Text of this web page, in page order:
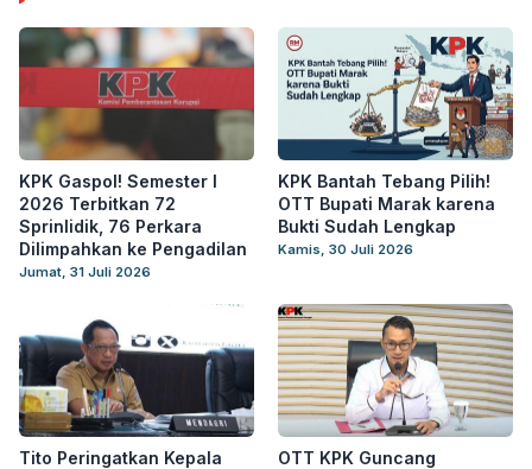
KPK Gaspol! Semester I
2026 Terbitkan 72
Sprinlidik, 76 Perkara
Dilimpahkan ke Pengadilan
Jumat, 31 Juli 2026
KPK Bantah Tebang Pilih!
OTT Bupati Marak karena
Bukti Sudah Lengkap
Kamis, 30 Juli 2026
Tito Peringatkan Kepala
OTT KPK Guncang